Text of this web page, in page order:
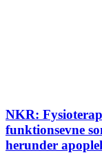
NKR:
funktionsevne
herunder